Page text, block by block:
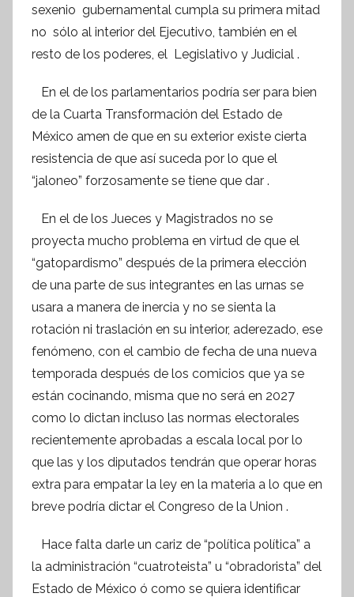
a
t
i
a
sexenio gubernamental cumpla su primera mitad
no sólo al interior del Ejecutivo, también en el
resto de los poderes, el Legislativo y Judicial .
En el de los parlamentarios podría ser para bien
de la Cuarta Transformación del Estado de
México amen de que en su exterior existe cierta
resistencia de que así suceda por lo que el
“jaloneo” forzosamente se tiene que dar .
En el de los Jueces y Magistrados no se
proyecta mucho problema en virtud de que el
“gatopardismo” después de la primera elección
de una parte de sus integrantes en las urnas se
usara a manera de inercia y no se sienta la
rotación ni traslación en su interior, aderezado, ese
fenómeno, con el cambio de fecha de una nueva
temporada después de los comicios que ya se
están cocinando, misma que no será en 2027
como lo dictan incluso las normas electorales
recientemente aprobadas a escala local por lo
que las y los diputados tendrán que operar horas
extra para empatar la ley en la materia a lo que en
breve podría dictar el Congreso de la Union .
Hace falta darle un cariz de “política política” a
la administración “cuatroteista” u “obradorista” del
Estado de México ó como se quiera identificar